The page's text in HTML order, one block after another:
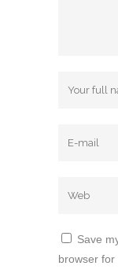
Save
browser for